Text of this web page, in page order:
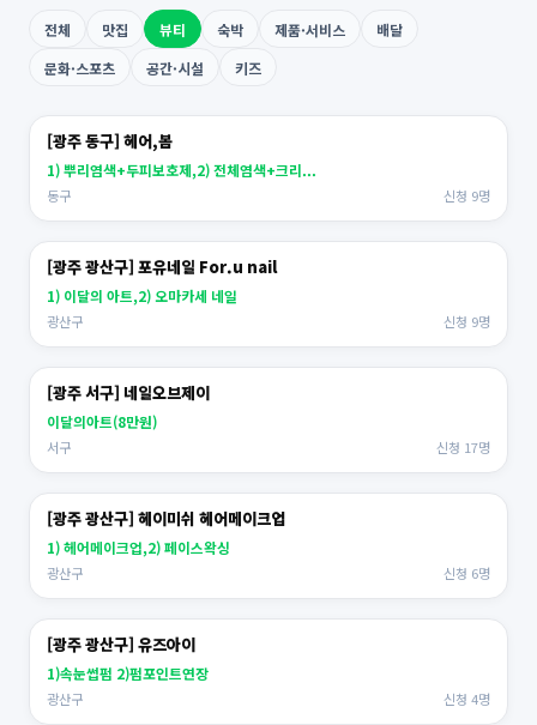
전체 맛집 뷰티 숙박 제품·서비스
배달
문화·스포츠
공간·시설 키즈
[광주 동구] 헤어,봄
1) 뿌리염색+두피보호제,2) 전체염색+크리...
동구 신청 9명
[광주 광산구] 포유네일 For.u nail
1) 이달의 아트,2) 오마카세 네일
광산구 신청 9명
[광주 서구] 네일오브제이
이달의아트(8만원)
서구 신청 17명
[광주 광산구] 헤이미쉬 헤어메이크업
1) 헤어메이크업,2) 페이스왁싱
광산구 신청 6명
[광주 광산구] 유즈아이
1)속눈썹펌 2)펌포인트연장
광산구 신청 4명